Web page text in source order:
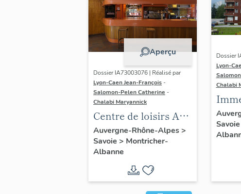
Aperçu
Dossier IA73003076 | Réalisé par
Lyon-Caen Jean-François -
Salomon-Pelen Catherine -
Chalabi Maryannick
Centre de loisirs Arc-
en-Ciel
Auvergne-Rhône-Alpes>
Savoie > Montricher-
Albanne
Dossier
Lyon-
Chalabi
Savoie